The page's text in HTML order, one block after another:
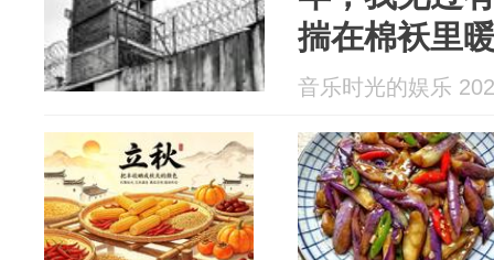
揣在棉袄里
音乐时光的娱乐